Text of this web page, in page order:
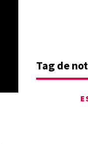
Tag de